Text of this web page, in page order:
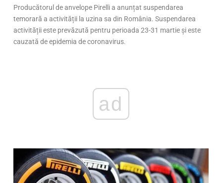
Producătorul de anvelope Pirelli a anunțat suspendarea
temorară a activității la uzina sa din România. Suspendarea
activității este prevăzută pentru perioada 23-31 martie și este
cauzată de epidemia de coronavirus.
ad